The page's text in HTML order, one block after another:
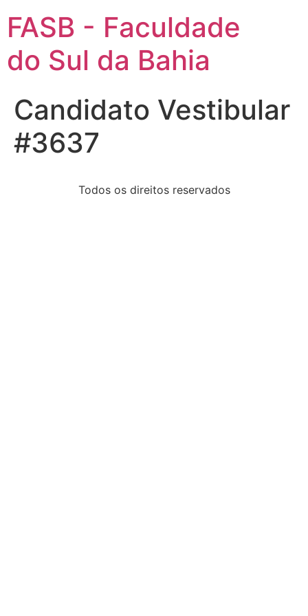
FASB - Faculdade
do Sul da Bahia
Candidato Vestibular
#3637
Todos os direitos reservados